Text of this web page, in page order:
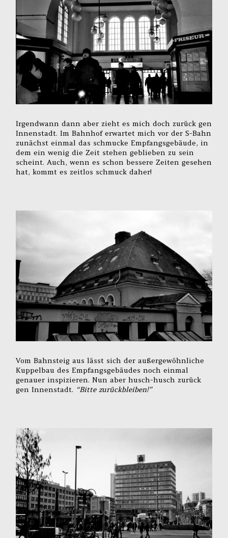
Irgendwann dann aber zieht es mich doch zurück gen
Innenstadt. Im Bahnhof erwartet mich vor der S-Bahn
zunächst einmal das schmucke Empfangsgebäude, in
dem ein wenig die Zeit stehen geblieben zu sein
scheint. Auch, wenn es schon bessere Zeiten gesehen
hat, kommt es zeitlos schmuck daher!
Vom Bahnsteig aus lässt sich der außergewöhnliche
Kuppelbau des Empfangsgebäudes noch einmal
genauer inspizieren. Nun aber husch-husch zurück
gen Innenstadt. “Bitte zurückbleiben!”